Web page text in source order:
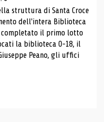
struttura di Santa Croce
dell'intera Biblioteca
completato il primo lotto
la biblioteca 0-18, il
Peano, gli uffici